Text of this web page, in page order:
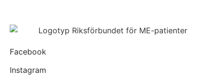
Facebook
Instagram